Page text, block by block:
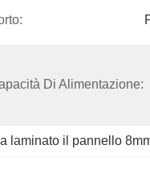
Di Alimentazione:
laminato il pannello